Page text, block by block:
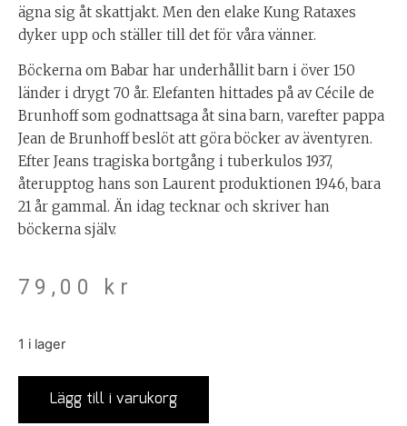
ägna sig åt skattjakt. Men den elake Kung Rataxes
dyker upp och ställer till det för våra vänner.
Böckerna om Babar har underhållit barn i över 150
länder i drygt 70 år. Elefanten hittades på av Cécile de
Brunhoff som godnattsaga åt sina barn, varefter pappa
Jean de Brunhoff beslöt att göra böcker av äventyren.
Efter Jeans tragiska bortgång i tuberkulos 1937,
återupptog hans son Laurent produktionen 1946, bara
21 år gammal. Än idag tecknar och skriver han
böckerna själv.
79,00 kr
1 i lager
Lägg till i varukorg